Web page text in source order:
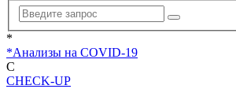
*
*Анализы на COVID-19
C
CHECK-UP